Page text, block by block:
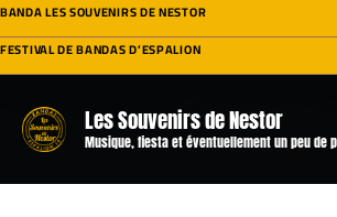
Aller
au
contenu
BANDA LES SOUVENIRS DE NESTOR
FESTIVAL DE BANDAS D’ESPALION
Les Souvenirs de Nestor
Musique, fiesta et éventuellement un peu de